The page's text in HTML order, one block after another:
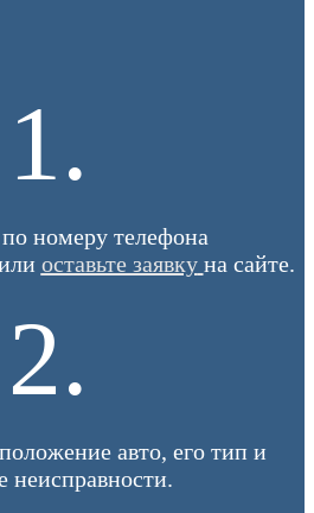
1.
номеру телефона
оставьте заявку на сайте.
2.
авто, его тип и
неисправности.